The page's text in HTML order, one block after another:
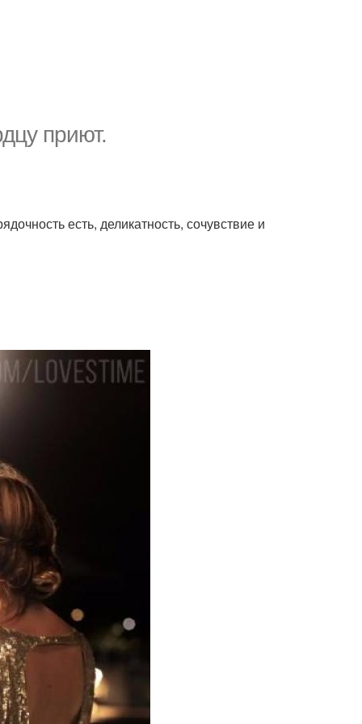
приют.
есть, деликатность, сочувствие и